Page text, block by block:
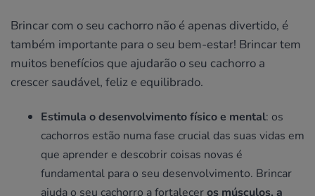
Brincar com o seu cachorro não é apenas divertido, é
também importante para o seu bem-estar! Brincar tem
muitos benefícios que ajudarão o seu cachorro a
crescer saudável, feliz e equilibrado.
Estimula o desenvolvimento físico e mental: os
cachorros estão numa fase crucial das suas vidas em
que aprender e descobrir coisas novas é
fundamental para o seu desenvolvimento. Brincar
ajuda o seu cachorro a fortaleceros músculos, a